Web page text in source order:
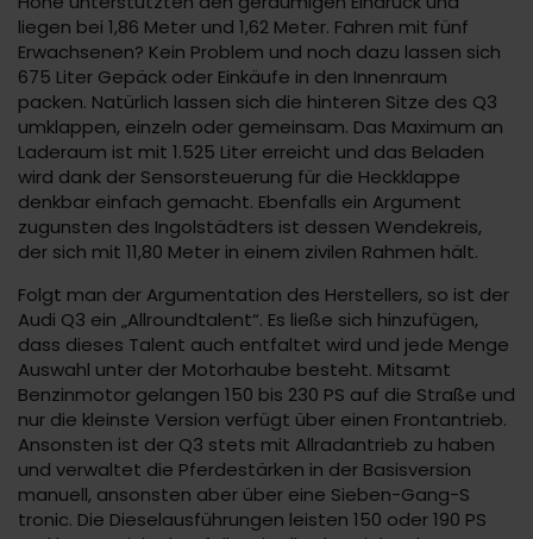
liegen bei 1,86 Meter und 1,62 Meter. Fahren mit fünf
Erwachsenen? Kein Problem und noch dazu lassen sich
675 Liter Gepäck oder Einkäufe in den Innenraum
packen. Natürlich lassen sich die hinteren Sitze des Q3
umklappen, einzeln oder gemeinsam. Das Maximum an
Laderaum ist mit 1.525 Liter erreicht und das Beladen
wird dank der Sensorsteuerung für die Heckklappe
denkbar einfach gemacht. Ebenfalls ein Argument
zugunsten des Ingolstädters ist dessen Wendekreis,
der sich mit 11,80 Meter in einem zivilen Rahmen hält.
Folgt man der Argumentation des Herstellers, so ist der
Audi Q3 ein „Allroundtalent“. Es ließe sich hinzufügen,
dass dieses Talent auch entfaltet wird und jede Menge
Auswahl unter der Motorhaube besteht. Mitsamt
Benzinmotor gelangen 150 bis 230 PS auf die Straße und
nur die kleinste Version verfügt über einen Frontantrieb.
Ansonsten ist der Q3 stets mit Allradantrieb zu haben
und verwaltet die Pferdestärken in der Basisversion
manuell, ansonsten aber über eine Sieben-Gang-S
tronic. Die Dieselausführungen leisten 150 oder 190 PS